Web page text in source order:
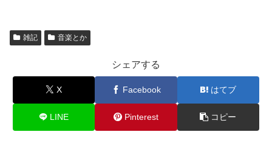
雑記 音楽とか
シェアする
X Facebook はてブ
LINE Pinterest コピー